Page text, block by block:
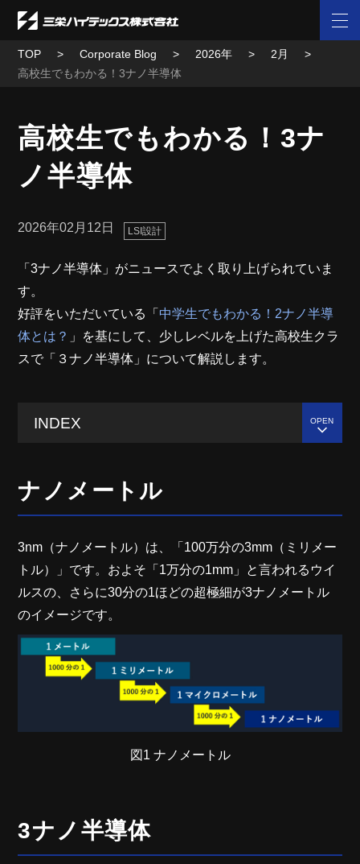
TOP Corporate Blog 2026年
2月
高校生でもわかる！3ナノ半導体
高校生でもわかる！3ナ
ノ半導体
2026年02月12日 LSI設計
「3ナノ半導体」がニュースでよく取り上げられていま
す。
好評をいただいている「中学生でもわかる！2ナノ半導
体とは？ 」を基にして、少しレベルを上げた高校生クラ
スで「３ナノ半導体」について解説します。
INDEX
ナノメートル
3nm（ナノメートル）は、「100万分の3mm（ミリメー
トル）」です。およそ「1万分の1mm」と言われるウイ
ルスの、さらに30分の1ほどの超極細が3ナノメートル
のイメージです。
図1 ナノメートル
3ナノ半導体